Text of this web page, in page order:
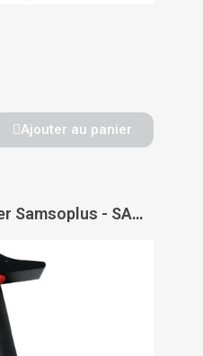
Ajouter au panier
Marteau de menuisier Samsoplus - SAM OUTILLAGE